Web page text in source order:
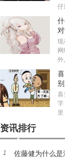
仔
现
外
喜
字
资讯排行
1
佐藤健为什么是